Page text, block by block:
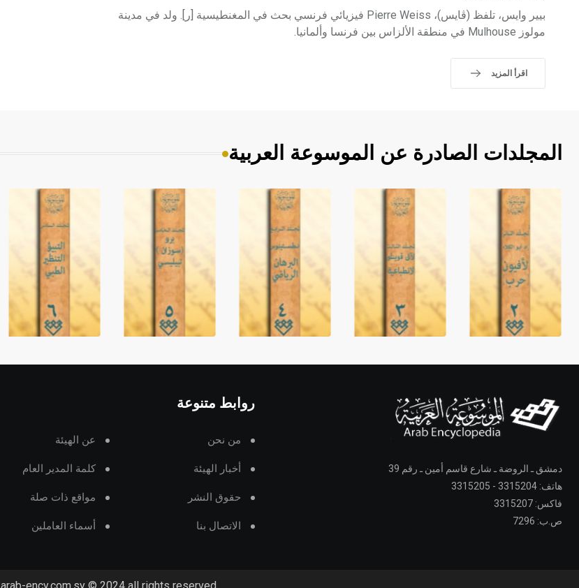
بيير وايس، تلفظ (ڤايس)، Pierre Weiss فيزيائي فرنسي بحث في المغنطيسية [ر]. ولد في مدينة
مولوز Mulhouse في منطقة الألزاس بين فرنسا وألمانيا.
اقرأ المزيد
المجلدات الصادرة عن الموسوعة العربية
دمشق ـ الروضة ـ شارع قاسم أمين ـ رقم 39
هاتف: 3315204 - 3315205
فاكس: 3315207
ص.ب: 7296
روابط متنوعة
من نحن عن الهيئة
أخبار الهيئة كلمة المدير العام
حقوق النشر مواقع ذات صلة
الاتصال بنا أسماء العاملين